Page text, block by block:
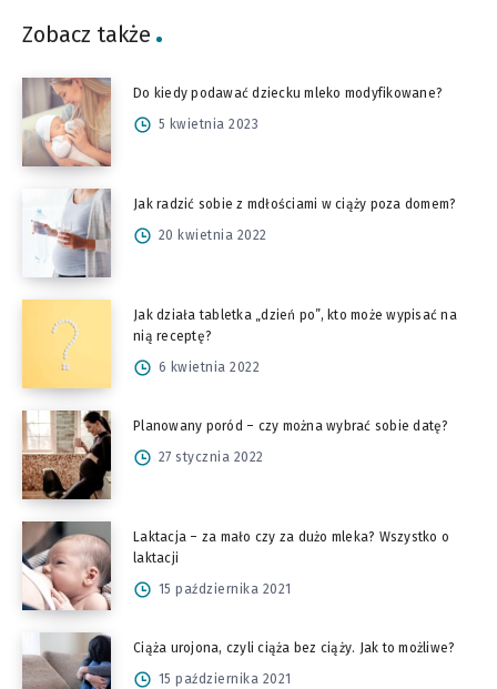
Zobacz także
Do kiedy podawać dziecku mleko modyfikowane?
5 kwietnia 2023
Jak radzić sobie z mdłościami w ciąży poza domem?
20 kwietnia 2022
Jak działa tabletka „dzień po”, kto może wypisać na
nią receptę?
6 kwietnia 2022
Planowany poród – czy można wybrać sobie datę?
27 stycznia 2022
Laktacja – za mało czy za dużo mleka? Wszystko o
laktacji
15 października 2021
Ciąża urojona, czyli ciąża bez ciąży. Jak to możliwe?
15 października 2021